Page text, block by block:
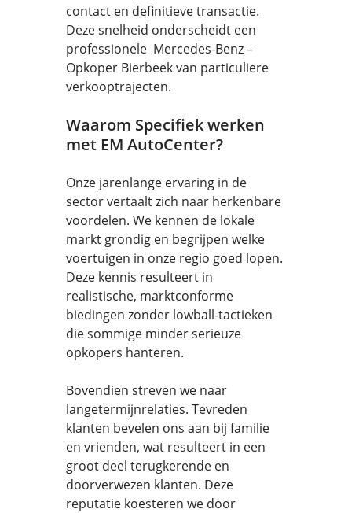
contact en definitieve transactie.
Deze snelheid onderscheidt een
professionele Mercedes-Benz –
Opkoper Bierbeek van particuliere
verkooptrajecten.
Waarom Specifiek werken
met EM AutoCenter?
Onze jarenlange ervaring in de
sector vertaalt zich naar herkenbare
voordelen. We kennen de lokale
markt grondig en begrijpen welke
voertuigen in onze regio goed lopen.
Deze kennis resulteert in
realistische, marktconforme
biedingen zonder lowball-tactieken
die sommige minder serieuze
opkopers hanteren.
Bovendien streven we naar
langetermijnrelaties. Tevreden
klanten bevelen ons aan bij familie
en vrienden, wat resulteert in een
groot deel terugkerende en
doorverwezen klanten. Deze
reputatie koesteren we door